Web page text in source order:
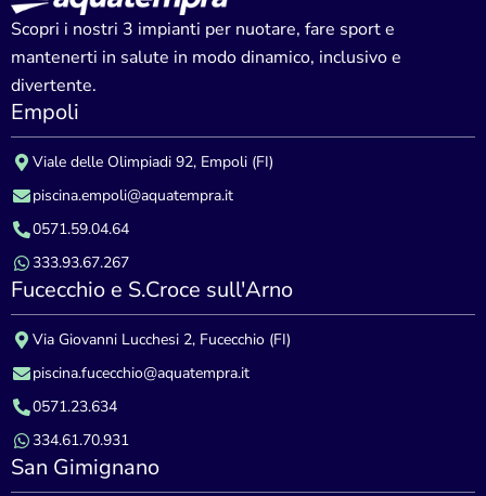
Scopri i nostri 3 impianti per nuotare, fare sport e
mantenerti in salute in modo dinamico, inclusivo e
divertente.
Empoli
Viale delle Olimpiadi 92, Empoli (FI)
piscina.empoli@aquatempra.it
0571.59.04.64
333.93.67.267
Fucecchio e S.Croce sull'Arno
Via Giovanni Lucchesi 2, Fucecchio (FI)
piscina.fucecchio@aquatempra.it
0571.23.634
334.61.70.931
San Gimignano